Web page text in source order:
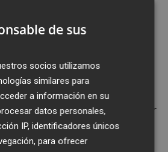
Almassora".
de que "repetir una
de semejante
que empieza, puede
a la población",
es muy sensible por
ordenada que
fundamentalmente a
de sus
socios utilizamos
similares para
a información en su
datos personales,
IP, identificadores únicos
para ofrecer